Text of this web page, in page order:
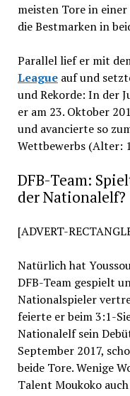
meisten Tore in
die Bestmarken in
Parallel lief er mit
Leagueauf und
und Rekorde: In der
er am 23. Oktober
und avancierte so
Wettbewerbs (Alter:
DFB-Team:
der Nationalelf?
[ADVERT-
Natürlich hat
DFB-Team gespielt
Nationalspieler
feierte er beim 3:1-
Nationalelf sein
September 2017,
beide Tore. Wenige
Talent Moukoko